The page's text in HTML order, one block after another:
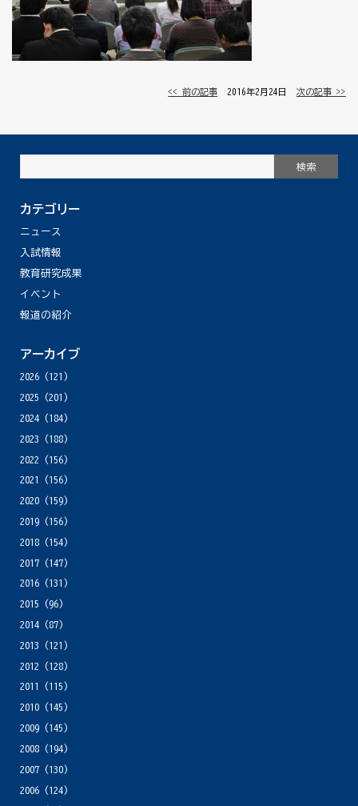
<< 前の記事 │ 2016年2月24日 │次の記事 >>
カテゴリー
ニュース
入試情報
教育研究成果
イベント
報道の紹介
アーカイブ
2026(121)
2025 (201)
2024(184)
2023 (188)
2022 (156)
2021
(156)
2020(159)
2019(156)
2018(154)
2017(147)
2016(131)
2015 (96)
2014(87)
2013 (121)
2012 (128)
2011
(115)
2010(145)
2009(145)
2008(194)
2007(130)
2006(124)